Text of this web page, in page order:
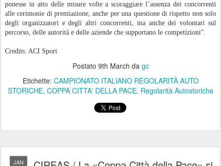
ponesse in atto delle misure volte a scoraggiare l’assenza dei concorrenti
alle cerimonie di premiazione, anche per una questione di rispetto non solo
degli organizzatori e degli altri concorrenti, ma anche dei volontari sul
percorso, delle autorità e delle aziende che supportano le competizioni”.
Credits: ACI Sport
Postato 9th March da gc
Etichette: CAMPIONATO ITALIANO REGOLARITÀ AUTO
STORICHE COPPA CITTA' DELLA PACE Regolarità Autostoriche
JAN